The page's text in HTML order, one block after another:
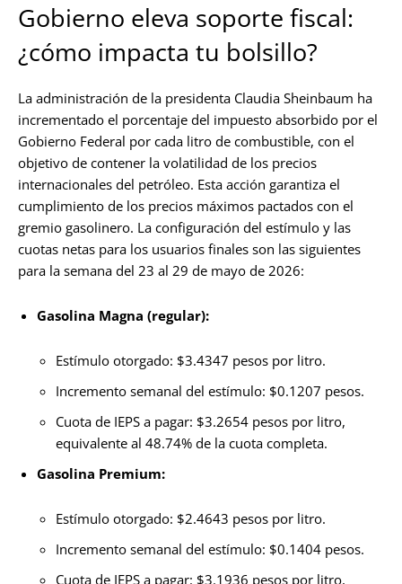
Gobierno eleva soporte fiscal:
¿cómo impacta tu bolsillo?
La administración de la presidenta Claudia Sheinbaum ha
incrementado el porcentaje del impuesto absorbido por el
Gobierno Federal por cada litro de combustible, con el
objetivo de contener la volatilidad de los precios
internacionales del petróleo. Esta acción garantiza el
cumplimiento de los precios máximos pactados con el
gremio gasolinero. La configuración del estímulo y las
cuotas netas para los usuarios finales son las siguientes
para la semana del 23 al 29 de mayo de 2026:
Gasolina Magna (regular):
Estímulo otorgado: $3.4347 pesos por litro.
Incremento semanal del estímulo: $0.1207 pesos.
Cuota de IEPS a pagar: $3.2654 pesos por litro,
equivalente al 48.74% de la cuota completa.
Gasolina Premium:
Estímulo otorgado: $2.4643 pesos por litro.
Incremento semanal del estímulo: $0.1404 pesos.
Cuota de IEPS a pagar: $3.1936 pesos por litro,